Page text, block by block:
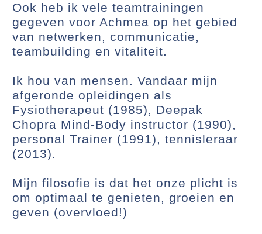
Ook heb ik vele teamtrainingen
gegeven voor Achmea op het gebied
van netwerken, communicatie,
teambuilding en vitaliteit.
Ik hou van mensen. Vandaar mijn
afgeronde opleidingen als
Fysiotherapeut (1985), Deepak
Chopra Mind-Body instructor (1990),
personal Trainer (1991), tennisleraar
(2013).
Mijn filosofie is dat het onze plicht is
om optimaal te genieten, groeien en
geven (overvloed!)